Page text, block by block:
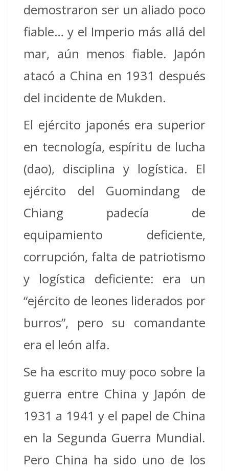
demostraron ser un aliado poco
fiable… y el Imperio más allá del
mar, aún menos fiable. Japón
atacó a China en 1931 después
del incidente de Mukden.
El ejército japonés era superior
en tecnología, espíritu de lucha
(dao), disciplina y logística. El
ejército del Guomindang de
Chiang padecía de
equipamiento deficiente,
corrupción, falta de patriotismo
y logística deficiente: era un
“ejército de leones liderados por
burros”, pero su comandante
era el león alfa.
Se ha escrito muy poco sobre la
guerra entre China y Japón de
1931 a 1941 y el papel de China
en la Segunda Guerra Mundial.
Pero China ha sido uno de los